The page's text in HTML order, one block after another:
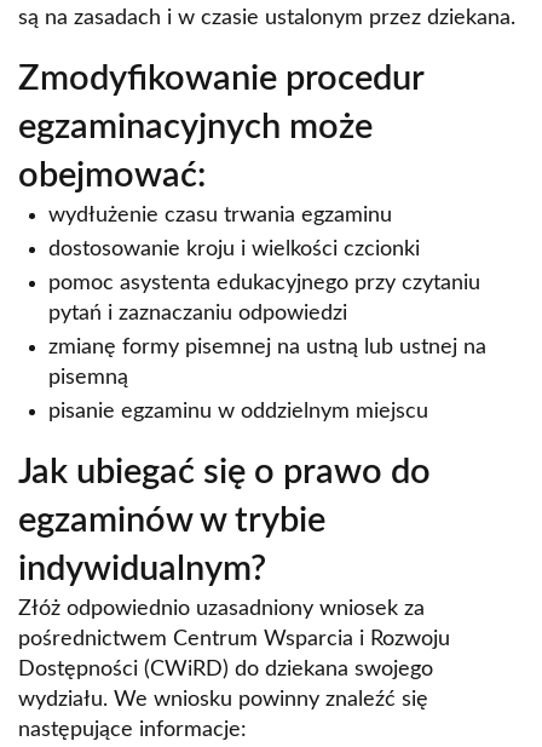
są na zasadach i w czasie ustalonym przez dziekana.
Zmodyfikowanie procedur
egzaminacyjnych może
obejmować:
wydłużenie czasu trwania egzaminu
dostosowanie kroju i wielkości czcionki
pomoc asystenta edukacyjnego przy czytaniu
pytań i zaznaczaniu odpowiedzi
zmianę formy pisemnej na ustną lub ustnej na
pisemną
pisanie egzaminu w oddzielnym miejscu
Jak ubiegać się o prawo do
egzaminów w trybie
indywidualnym?
Złóż odpowiednio uzasadniony wniosek za
pośrednictwem Centrum Wsparcia i Rozwoju
Dostępności (CWiRD) do dziekana swojego
wydziału. We wniosku powinny znaleźć się
następujące informacje: